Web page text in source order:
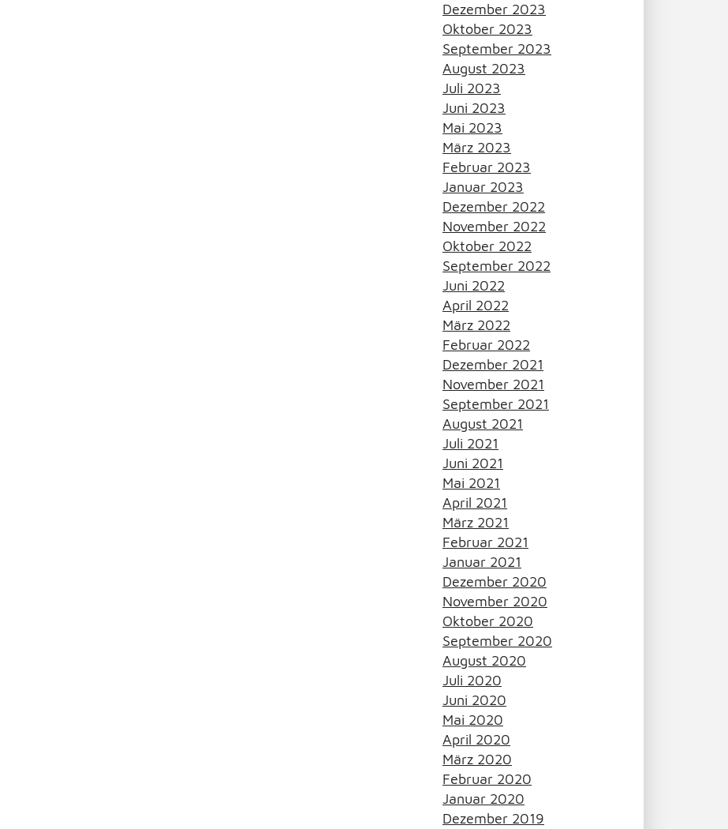
Dezember 2023
Oktober 2023
September 2023
August 2023
Juli 2023
Juni 2023
Mai 2023
März 2023
Februar 2023
Januar 2023
Dezember 2022
November 2022
Oktober 2022
September 2022
Juni 2022
April 2022
März 2022
Februar 2022
Dezember 2021
November 2021
September 2021
August 2021
Juli 2021
Juni 2021
Mai 2021
April 2021
März 2021
Februar 2021
Januar 2021
Dezember 2020
November 2020
Oktober 2020
September 2020
August 2020
Juli 2020
Juni 2020
Mai 2020
April 2020
März 2020
Februar 2020
Januar 2020
Dezember 2019